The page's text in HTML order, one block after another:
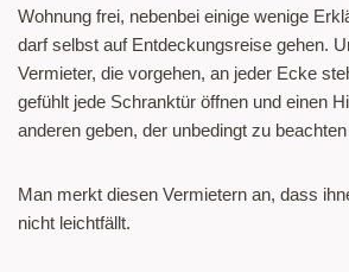
Wohnung frei, nebenbei einige wenige
darf selbst auf Entdeckungsreise gehen.
Vermieter, die vorgehen, an jeder Ecke
gefühlt jede Schranktür öffnen und einen
anderen geben, der unbedingt zu
Man merkt diesen Vermietern an, dass
nicht leichtfällt.